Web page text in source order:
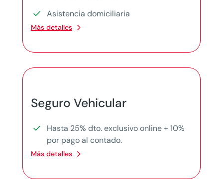
Asistencia domiciliaria
Más detalles
Seguro Vehicular
Hasta 25% dto. exclusivo online + 10%
por pago al contado.
Más detalles